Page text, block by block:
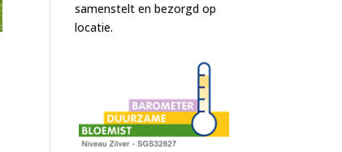
samenstelt en bezorgd op
locatie.